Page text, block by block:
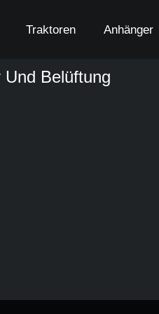
Traktoren Anhänger
Und Belüftung